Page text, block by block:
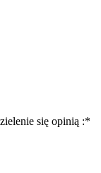
się opinią :*